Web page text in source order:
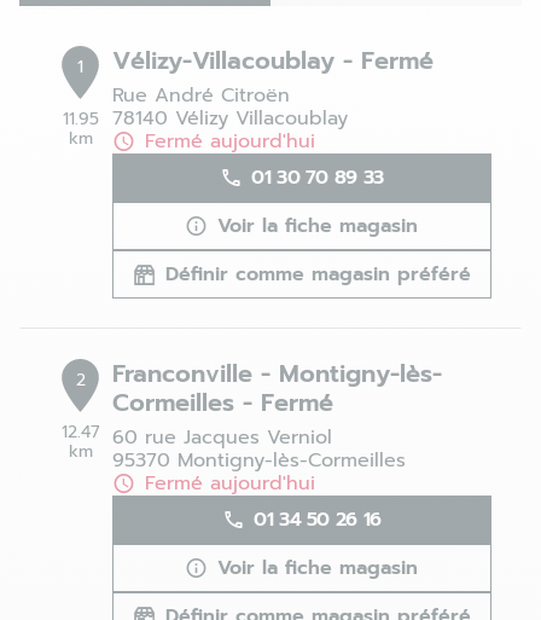
1
11.95
km
Vélizy-Villacoublay - Fermé
Rue André Citroën
78140 Vélizy Villacoublay
Fermé aujourd'hui
01 30 70 89 33
Voir la fiche magasin
Définir comme magasin préféré
2
12.47
km
Franconville - Montigny-lès-
Cormeilles - Fermé
60 rue Jacques Verniol
95370 Montigny-lès-Cormeilles
Fermé aujourd'hui
01 34 50 26 16
Voir la fiche magasin